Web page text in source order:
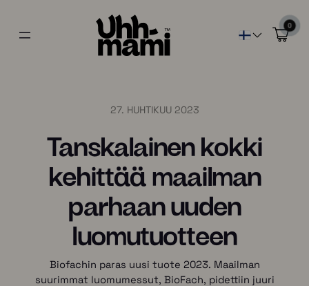
0
27. HUHTIKUU 2023
Tanskalainen kokki
kehittää maailman
parhaan uuden
luomutuotteen
Biofachin paras uusi tuote 2023. Maailman
suurimmat luomumessut, BioFach, pidettiin juuri